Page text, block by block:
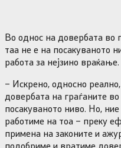
Во однос на довербата во
таа не е на посакуваното
работа за нејзино враќање.
– Искрено, односно
довербата на граѓаните
посакуваното ниво. Но,
работиме на тоа – преку
примена на законите и
подобриме и вратиме